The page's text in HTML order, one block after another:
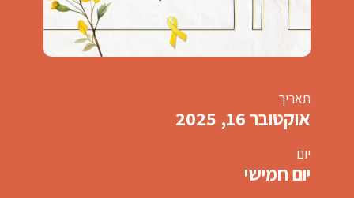
תאריך
אוקטובר 16, 2025
יום
יום חמישי